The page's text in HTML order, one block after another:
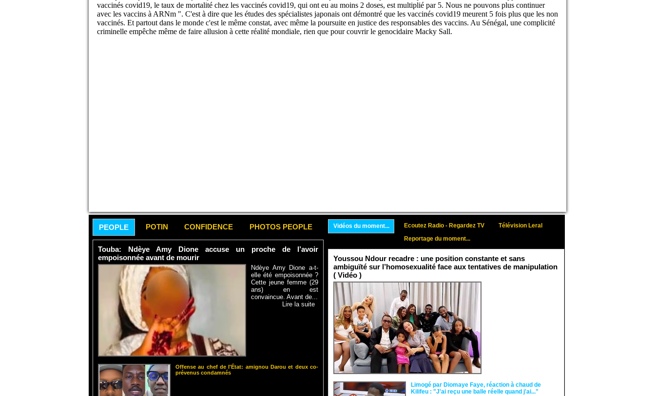
PEOPLE POTIN CONFIDENCE PHOTOS PEOPLE
Touba: Ndèye Amy Dione accuse un proche de l’avoir
empoisonnée avant de mourir
Ndèye Amy Dione a-t-
elle été empoisonnée ?
Cette jeune femme (29
ans) en est
convaincue. Avant de...
Lire la suite
Offense au chef de l'État: amignou Darou et deux co-
prévenus condamnés
Vidéos du moment... Ecoutez Radio - Regardez TV
Télévision Leral
Reportage du moment...
Youssou Ndour recadre : une position constante et sans
ambiguïté sur l’homosexualité face aux tentatives de manipulation
( Vidéo )
Limogé par Diomaye Faye, réaction à chaud de
Kilifeu : "J'ai reçu une balle réelle quand j'ai..."